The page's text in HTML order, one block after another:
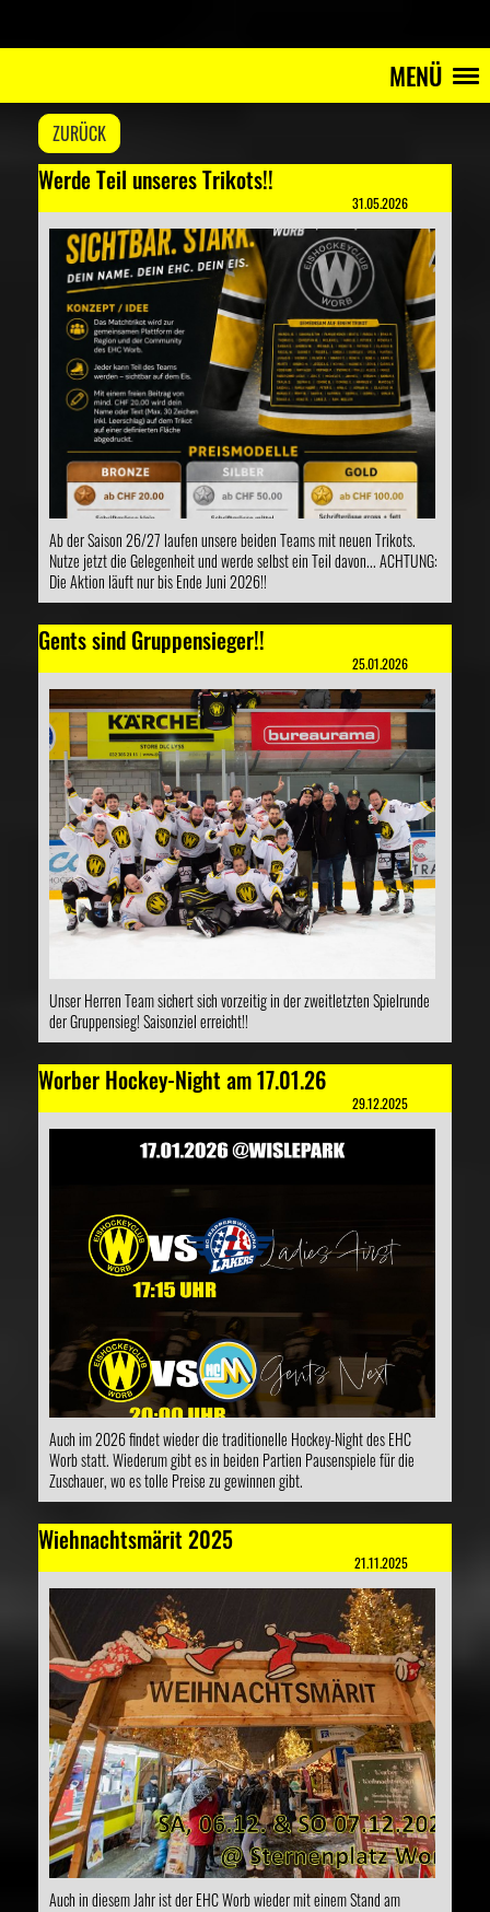
MENÜ
ZURÜCK
Werde Teil unseres Trikots!!
31.05.2026
Ab der Saison 26/27 laufen unsere beiden Teams mit neuen Trikots.
Nutze jetzt die Gelegenheit und werde selbst ein Teil davon... ACHTUNG:
Die Aktion läuft nur bis Ende Juni 2026!!
Gents sind Gruppensieger!!
25.01.2026
Unser Herren Team sichert sich vorzeitig in der zweitletzten Spielrunde
der Gruppensieg! Saisonziel erreicht!!
Worber Hockey-Night am 17.01.26
29.12.2025
Auch im 2026 findet wieder die traditionelle Hockey-Night des EHC
Worb statt. Wiederum gibt es in beiden Partien Pausenspiele für die
Zuschauer, wo es tolle Preise zu gewinnen gibt.
Wiehnachtsmärit 2025
21.11.2025
Auch in diesem Jahr ist der EHC Worb wieder mit einem Stand am